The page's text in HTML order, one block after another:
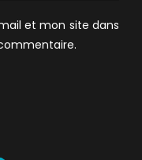
et mon site dans